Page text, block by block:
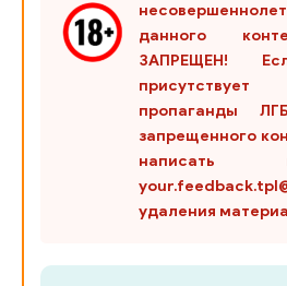
данного
ЗАПРЕЩЕН!
пропаганды
запрещенного
написать
удаления